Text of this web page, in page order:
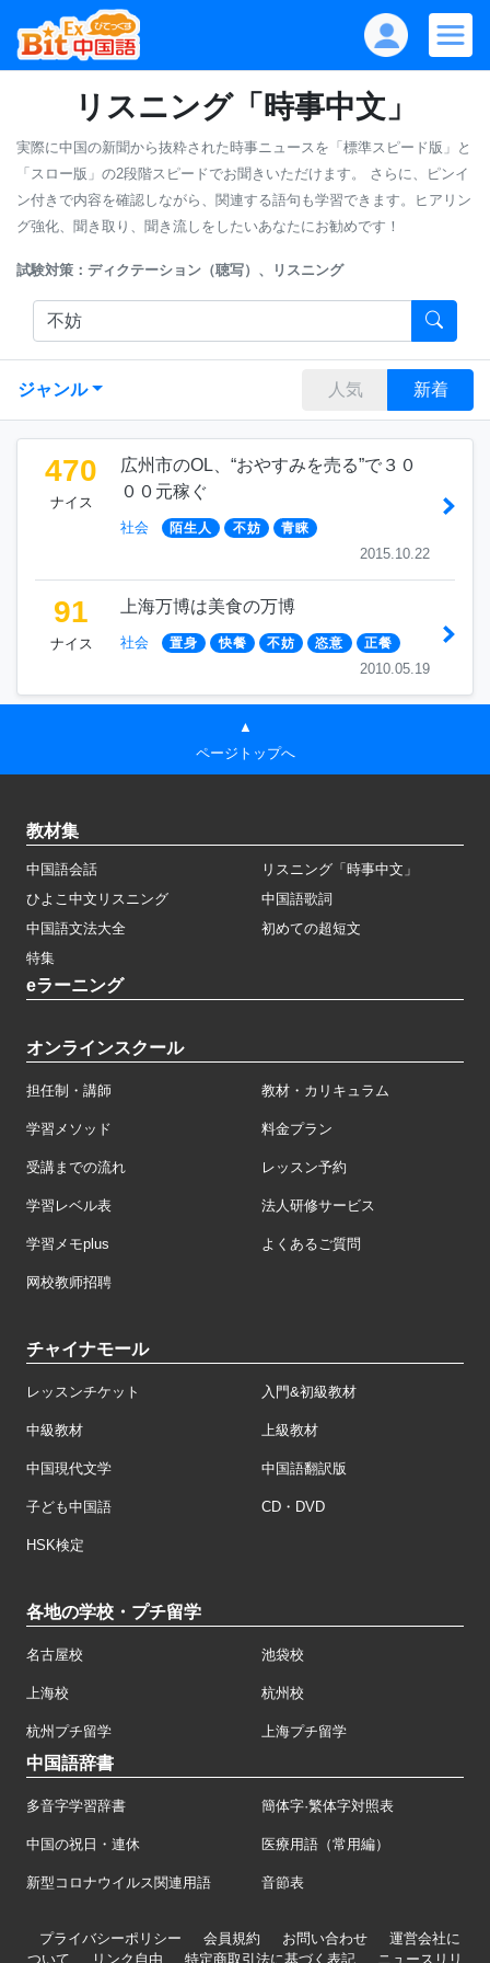
リスニング「時事中文」
実際に中国の新聞から抜粋された時事ニュースを「標準スピード版」と
「スロー版」の2段階スピードでお聞きいただけます。
さらに、ピンイ
ン付きで内容を確認しながら、関連する語句も学習できます。ヒアリン
グ強化、聞き取り、聞き流しをしたいあなたにお勧めです！
試験対策：ディクテーション（聴写）、リスニング
ジャンル 人気 新着
470
ナイス
広州市のOL、“おやすみを売る”で３０
００元稼ぐ
社会 陌生人 不妨 青睐
2015.10.22
91
ナイス
上海万博は美食の万博
社会 置身 快餐 不妨 恣意 正餐
2010.05.19
▲
ページトップへ
教材集
中国語会話
リスニング「時事中文」
ひよこ中文リスニング
中国語歌詞
中国語文法大全
初めての超短文
特集
eラーニング
オンラインスクール
担任制・講師 教材・カリキュラム
学習メソッド 料金プラン
受講までの流れ レッスン予約
学習レベル表 法人研修サービス
学習メモplus よくあるご質問
网校教师招聘
チャイナモール
レッスンチケット 入門&初級教材
中級教材 上級教材
中国現代文学 中国語翻訳版
子ども中国語 CD・DVD
HSK検定
各地の学校・プチ留学
名古屋校 池袋校
上海校 杭州校
杭州プチ留学 上海プチ留学
中国語辞書
多音字学習辞書 簡体字·繁体字対照表
中国の祝日・連休 医療用語（常用編）
新型コロナウイルス関連用語 音節表
プライバシーポリシー 会員規約 お問い合わせ
運営会社に
ついて
リンク自由 特定商取引法に基づく表記 ニュースリリ